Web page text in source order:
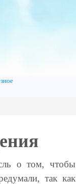
о том, чтобы
так как